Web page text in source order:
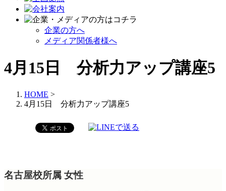
企業の方へ
メディア関係者様へ
4月15日 分析力アップ講座5
HOME >
4月15日 分析力アップ講座5
名古屋校所属 女性